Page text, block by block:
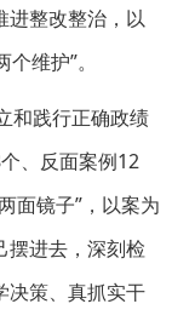
进整改整治，以
维护”。
和践行正确政绩
、反面案例12
面镜子”，以案为
摆进去，深刻检
决策、真抓实干